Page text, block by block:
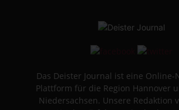
Das Deister Journal ist eine Online-
Plattform für die Region Hannover
Niedersachsen. Unsere Redaktion